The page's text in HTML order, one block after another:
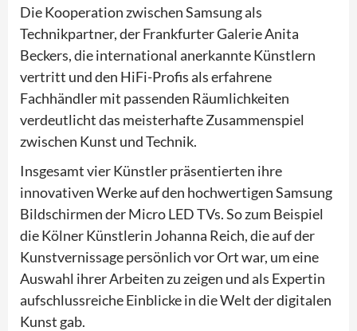
Die Kooperation zwischen Samsung als
Technikpartner, der Frankfurter Galerie Anita
Beckers, die international anerkannte Künstlern
vertritt und den HiFi-Profis als erfahrene
Fachhändler mit passenden Räumlichkeiten
verdeutlicht das meisterhafte Zusammenspiel
zwischen Kunst und Technik.
Insgesamt vier Künstler präsentierten ihre
innovativen Werke auf den hochwertigen Samsung
Bildschirmen der Micro LED TVs. So zum Beispiel
die Kölner Künstlerin Johanna Reich, die auf der
Kunstvernissage persönlich vor Ort war, um eine
Auswahl ihrer Arbeiten zu zeigen und als Expertin
aufschlussreiche Einblicke in die Welt der digitalen
Kunst gab.